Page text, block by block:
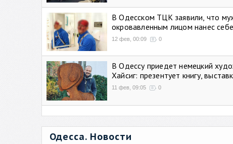
В Одесском ТЦК заявили, что
окровавленным лицом нанес
12 фев, 00:09 0
В Одессу приедет немецкий
Хайсиг: презентует книгу,
11 фев, 09:05 0
Одесса. Новости